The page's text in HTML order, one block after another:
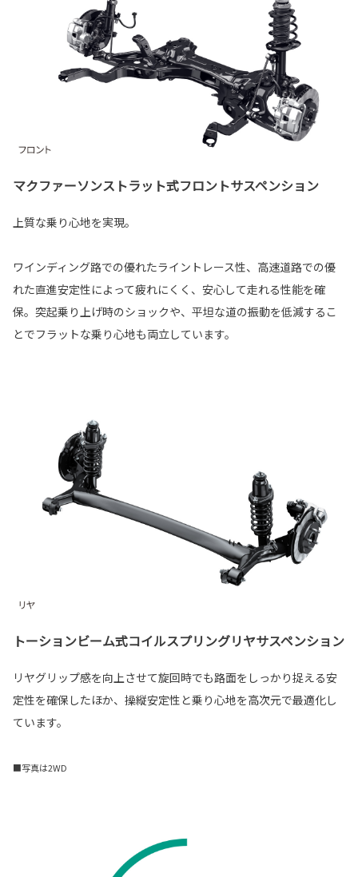
マクファーソンストラット式フロントサスペンション
上質な乗り心地を実現。
ワインディング路での優れたライントレース性、高速道路での優
れた直進安定性によって疲れにくく、安心して走れる性能を確
保。突起乗り上げ時のショックや、平坦な道の振動を低減するこ
とでフラットな乗り心地も両立しています。
トーションビーム式コイルスプリングリヤサスペンション
リヤグリップ感を向上させて旋回時でも路面をしっかり捉える安
定性を確保したほか、操縦安定性と乗り心地を高次元で最適化し
ています。
■写真は2WD